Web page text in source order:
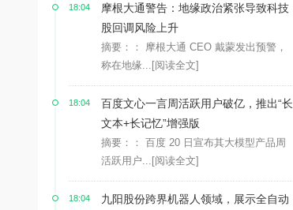
18:04
摩根大通警告：地缘政治紧张导致科技
股回调风险上升
摘要：： 摩根大通 CEO 戴蒙发出预警，
称在地缘... [阅读全文]
18:04
百度文心一言周活跃用户破亿，推出“长
文本+长记忆”增强版
摘要：： 百度 20 日宣布其大模型产品周
活跃用户... [阅读全文]
18:04
九阳股份跨界机器人领域，展示全自动